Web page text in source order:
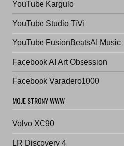
YouTube Kargulo
YouTube Studio TiVi
YouTube FusionBeatsAI Music
Facebook AI Art Obsession
Facebook Varadero1000
MOJE STRONY WWW
Volvo XC90
LR Discovery 4